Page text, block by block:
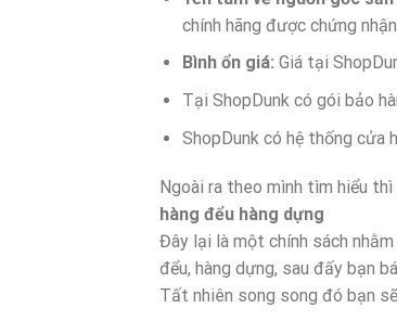
chính hãng được chứng
Bình ổn giá: Giá tại
Tại ShopDunk có gói bảo
ShopDunk có hệ thống cửa
Ngoài ra theo mình tìm hiểu
hàng đểu hàng dựng
Đây lại là một chính sách
đểu, hàng dựng, sau đấy bạn
Tất nhiên song song đó bạn